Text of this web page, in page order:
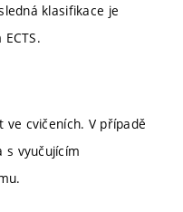
klasifikace je
ve cvičeních. V případě
s vyučujícím